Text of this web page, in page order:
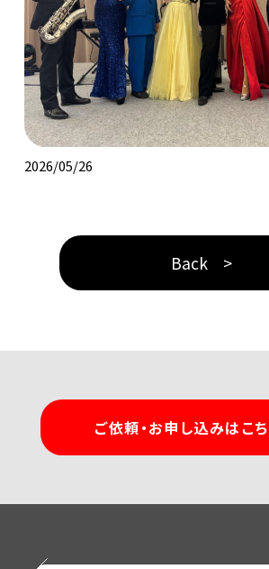
2026/05/26
Back >
ご依頼・お申し込みはこ